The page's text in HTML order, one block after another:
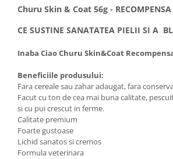
Churu Skin & Coat 56g -
CE SUSTINE SANATATEA PIELII SI A
Inaba Ciao Churu Skin&Coat
Beneficiile produsului:
Fara cereale sau zahar adaugat, fara
Facut cu ton de cea mai buna calitate,
si cu pui crescut in ferme.
Calitate premium
Foarte gustoase
Lichid sanatos si cremos
Formula veterinara